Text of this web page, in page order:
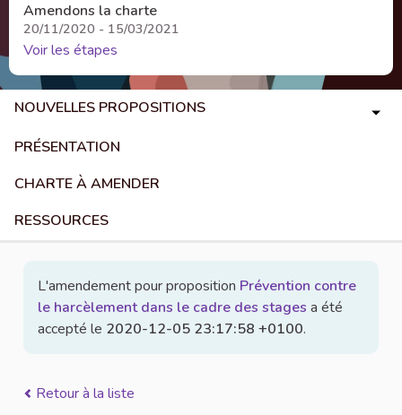
Amendons la charte
20/11/2020 - 15/03/2021
Voir les étapes
NOUVELLES PROPOSITIONS
PRÉSENTATION
CHARTE À AMENDER
RESSOURCES
L'amendement pour proposition Prévention contre
le harcèlement dans le cadre des stages a été
accepté le 2020-12-05 23:17:58 +0100.
Retour à la liste